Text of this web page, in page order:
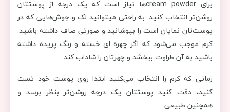
برای cream powderها نیاز است که یک درجه از پوستتان
روشن‎‌تر انتخاب کنید. به راحتی می‎توانید لک و جوش‌هایی که در
پوست‌تان نمایان است را بپوشانید و صورتی صاف داشته باشید.
کرم موجب می‌شود که اگر چهره ای خسته و رنگ پریده داشته
باشید به آن طراوت ببخشد و چهرتان را شاداب کند.
زمانی که کرم را انتخاب می‌کنید ابتدا روی پوست خود تست
کنید، دقت کنید پوستتان یک درجه روشن‌‎تر بنظر برسد و
همچنین طبیعی.